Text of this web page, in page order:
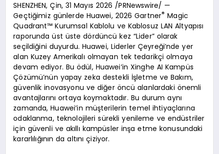
SHENZHEN, Çin, 31 Mayıs 2026 /PRNewswire/ —
Geçtiğimiz günlerde Huawei, 2026 Gartner® Magic
Quadrant™ Kurumsal Kablolu ve Kablosuz LAN Altyapısı
raporunda üst üste dördüncü kez “Lider” olarak
seçildiğini duyurdu. Huawei, Liderler Çeyreği’nde yer
alan Kuzey Amerikalı olmayan tek tedarikçi olmaya
devam ediyor. Bu ödül, Huawei’in Xinghe AI Kampüs
Çözümü’nün yapay zeka destekli İşletme ve Bakım,
güvenlik inovasyonu ve diğer öncü alanlardaki önemli
avantajlarını ortaya koymaktadır. Bu durum aynı
zamanda, Huawei’in müşterilerin temel ihtiyaçlarına
odaklanma, teknolojileri sürekli yenileme ve endüstriler
için güvenli ve akıllı kampüsler inşa etme konusundaki
kararlılığının da altını çiziyor.